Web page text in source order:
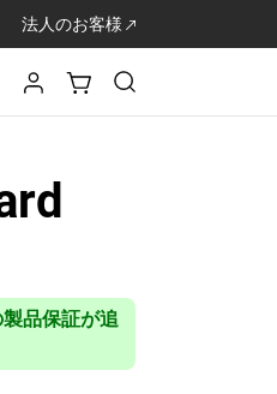
法人のお客様
品保証が追